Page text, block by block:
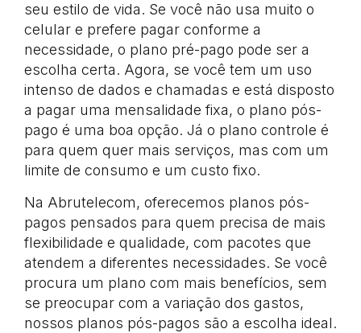
seu estilo de vida. Se você não usa muito o
celular e prefere pagar conforme a
necessidade, o plano pré-pago pode ser a
escolha certa. Agora, se você tem um uso
intenso de dados e chamadas e está disposto
a pagar uma mensalidade fixa, o plano pós-
pago é uma boa opção. Já o plano controle é
para quem quer mais serviços, mas com um
limite de consumo e um custo fixo.
Na Abrutelecom, oferecemos planos pós-
pagos pensados para quem precisa de mais
flexibilidade e qualidade, com pacotes que
atendem a diferentes necessidades. Se você
procura um plano com mais benefícios, sem
se preocupar com a variação dos gastos,
nossos planos pós-pagos são a escolha ideal.